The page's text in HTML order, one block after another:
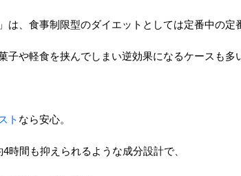
は、食事制限型のダイエットとしては定番中の定
子や軽食を挟んでしまい逆効果になるケースも多
ト なら安心。
時間も抑えられるような成分設計で、